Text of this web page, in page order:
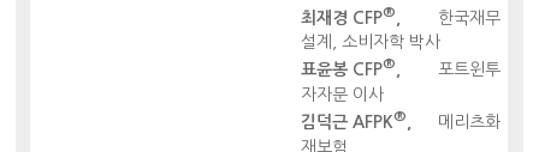
최재경 CFP®
한국재무
설계, 소비자학 박사
표윤봉 CFP®
포트윈투
자자문 이사
김덕근 AFPK®
메리츠화
재보험